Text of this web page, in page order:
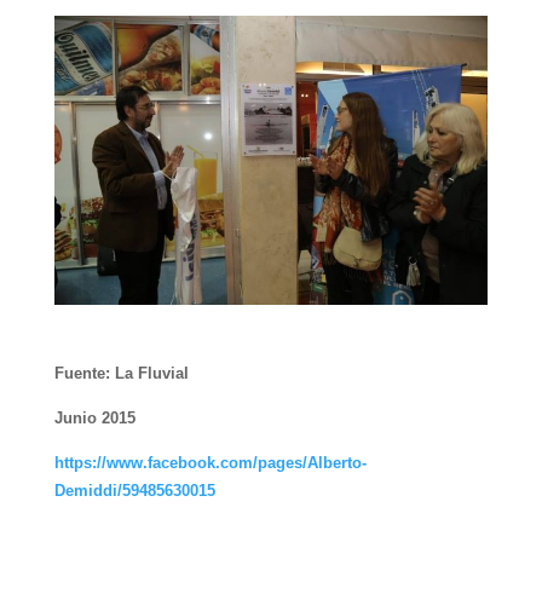
Fuente: La Fluvial
Junio 2015
https://www.facebook.com/pages/Alberto-
Demiddi/59485630015